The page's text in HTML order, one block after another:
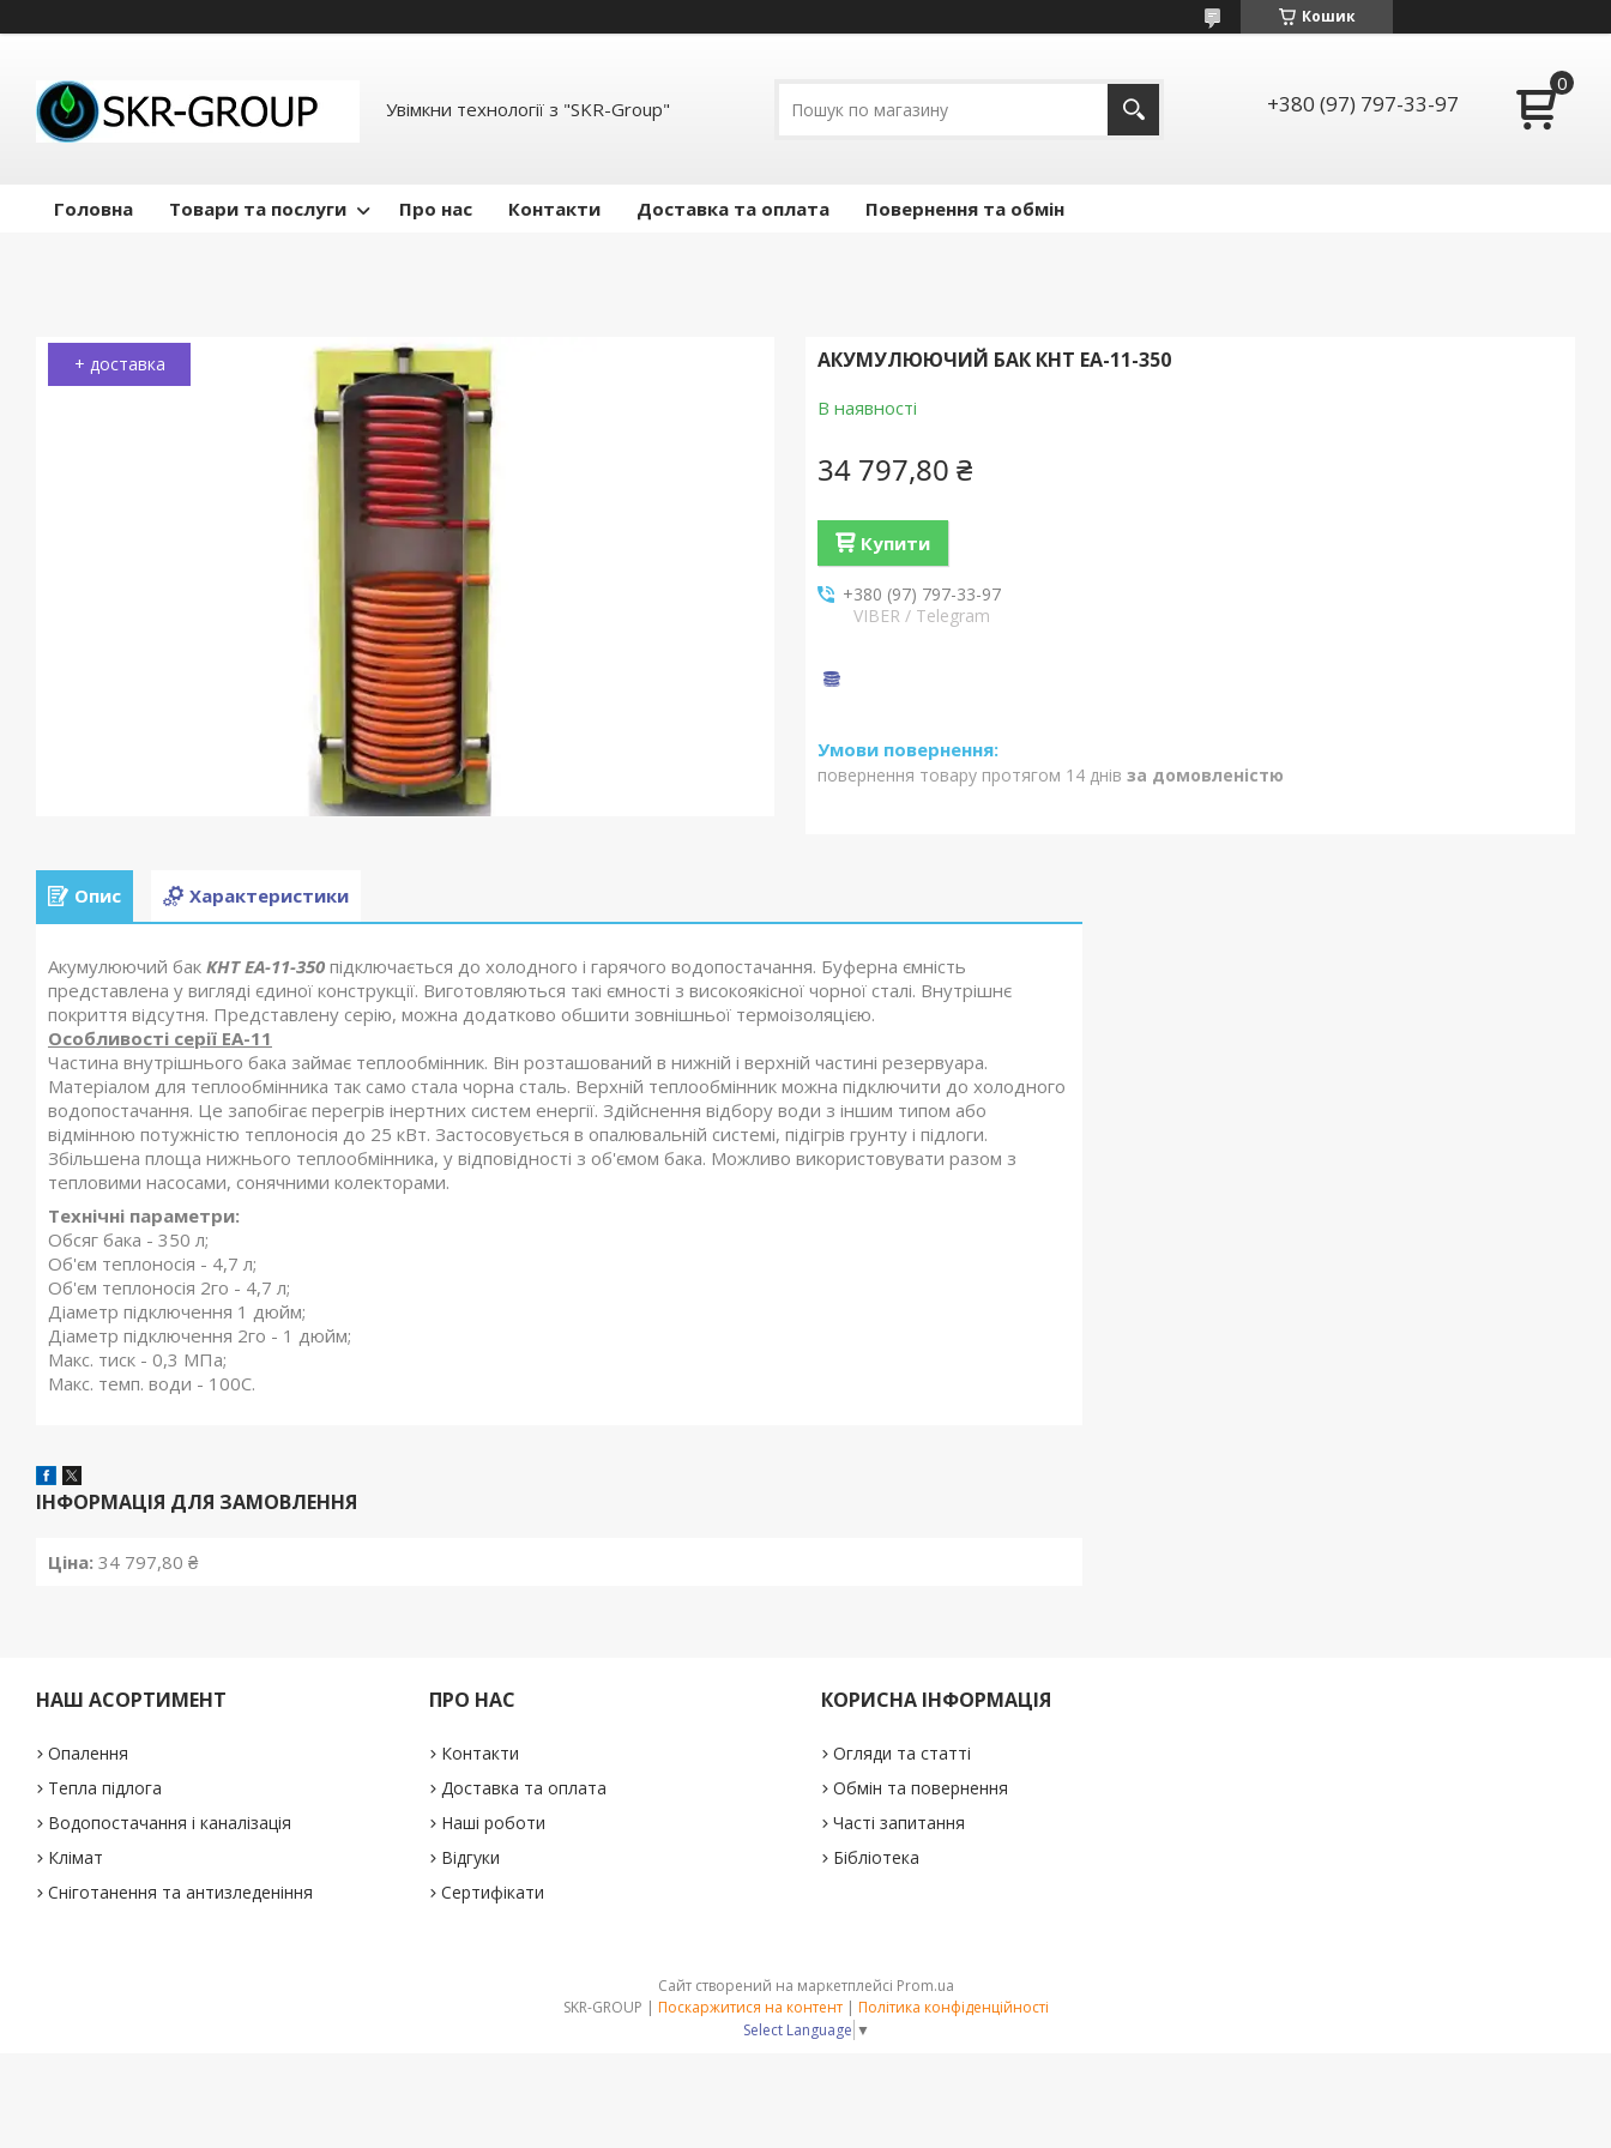
Кошик
Увімкни технології з "SKR-Group" +380 (97) 797-33-97
Головна Товари та послуги Про нас Контакти Доставка та оплата Повернення та обмін
+ доставка АКУМУЛЮЮЧИЙ БАК КНТ ЕА-11-350
В наявності
34 797,80 ₴
Купити
+380 (97) 797-33-97
VIBER / Telegram
повернення товару протягом 14 днів за домовленістю
Опис Характеристики
Акумулюючий бак КНТ ЕА-11-350 підключається до холодного і гарячого водопостачання. Буферна ємність
представлена у вигляді єдиної конструкції. Виготовляються такі ємності з високоякісної чорної сталі. Внутрішнє
покриття відсутня. Представлену серію, можна додатково обшити зовнішньої термоізоляцією.
Особливості серії ЕА-11
Частина внутрішнього бака займає теплообмінник. Він розташований в нижній і верхній частині резервуара.
Матеріалом для теплообмінника так само стала чорна сталь. Верхній теплообмінник можна підключити до холодного
водопостачання. Це запобігає перегрів інертних систем енергії. Здійснення відбору води з іншим типом або
відмінною потужністю теплоносія до 25 кВт. Застосовується в опалювальній системі, підігрів грунту і підлоги.
Збільшена площа нижнього теплообмінника, у відповідності з об'ємом бака. Можливо використовувати разом з
тепловими насосами, сонячними колекторами.
Технічні параметри:
Обсяг бака - 350 л;
Об'єм теплоносія - 4,7 л;
Об'єм теплоносія 2го - 4,7 л;
Діаметр підключення 1 дюйм;
Діаметр підключення 2го - 1 дюйм;
Макс. тиск - 0,3 МПа;
Макс. темп. води - 100С.
ІНФОРМАЦІЯ ДЛЯ ЗАМОВЛЕННЯ
Ціна: 34 797,80 ₴
НАШ АСОРТИМЕНТ
Опалення
Тепла підлога
Водопостачання і каналізація
Клімат
Сніготанення та антизледеніння
ПРО НАС
Контакти
Доставка та оплата
Наші роботи
Відгуки
Сертифікати
КОРИСНА ІНФОРМАЦІЯ
Огляди та статті
Обмін та повернення
Часті запитання
Бібліотека
Сайт створений на маркетплейсі Prom.ua
SKR-GROUP | Поскаржитися на контент | Політика конфіденційності
Select Language ▼